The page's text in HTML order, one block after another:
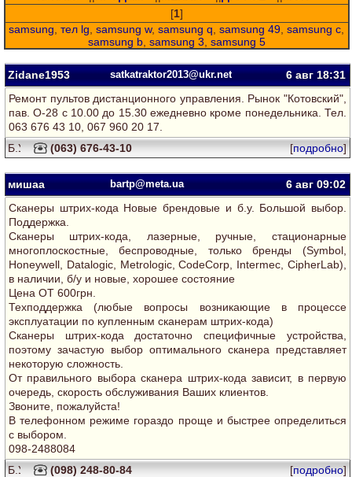
[1]
samsung ,тел lg ,samsung w,samsung q ,samsung 49 ,samsung c
samsung b samsung 3 samsung 5
Zidane1953 satkatraktor2013@ukr.net 6 авг18:31
Ремонт пультов дистанционного управления. Рынок "Котовский",
пав. О-28 с 10.00 до 15.30 ежедневно кроме понедельника. Тел.
063 676 43 10, 067 960 20 17.
(063) 676-43-10
[подробно]
мишаа bartp@meta.ua 6 авг09:02
Сканеры штрих-кода Новые брендовые и б.у. Большой выбор.
Поддержка.
Сканеры штрих-кода, лазерные, ручные, стационарные
многоплоскостные, беспроводные, только бренды (Symbol,
Honeywell, Datalogic, Metrologic, CodeCorp, Intermec, CipherLab),
в наличии, б/у и новые, хорошее состояние
Цена ОТ 600грн.
Техподдержка (любые вопросы возникающие в процессе
эксплуатации по купленным сканерам штрих-кода)
Сканеры штрих-кода достаточно специфичные устройства,
поэтому зачастую выбор оптимального сканера представляет
некоторую сложность.
От правильного выбора сканера штрих-кода зависит, в первую
очередь, скорость обслуживания Ваших клиентов.
Звоните, пожалуйста!
В телефонном режиме гораздо проще и быстрее определиться
с выбором.
098-2488084
(098) 248-80-84
[подробно]